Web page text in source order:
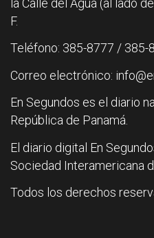
la Calle del Agua (al lado
F.
Teléfono: 385-8777 / 385-
Correo electrónico:
En Segundos es el diario
República de Panamá.
El diario digital En
Sociedad Interamericana
Todos los derechos